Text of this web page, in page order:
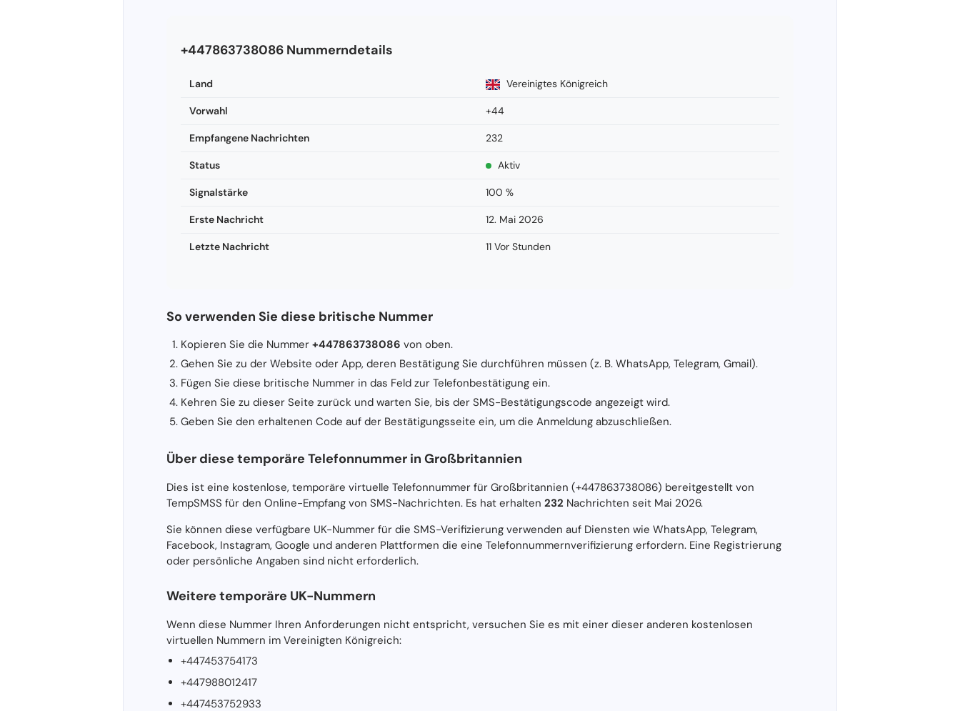
+447863738086 Nummerndetails
Land Vereinigtes Königreich
Vorwahl +44
Empfangene Nachrichten 232
Status Aktiv
Signalstärke 100 %
Erste Nachricht 12. Mai 2026
Letzte Nachricht 11 Vor Stunden
So verwenden Sie diese britische Nummer
Kopieren Sie die Nummer +447863738086 von oben.
Gehen Sie zu der Website oder App, deren Bestätigung Sie durchführen müssen (z. B. WhatsApp, Telegram, Gmail).
Fügen Sie diese britische Nummer in das Feld zur Telefonbestätigung ein.
Kehren Sie zu dieser Seite zurück und warten Sie, bis der SMS-Bestätigungscode angezeigt wird.
Geben Sie den erhaltenen Code auf der Bestätigungsseite ein, um die Anmeldung abzuschließen.
Über diese temporäre Telefonnummer in Großbritannien
Dies ist eine kostenlose, temporäre virtuelle Telefonnummer für Großbritannien (+447863738086) bereitgestellt von
TempSMSS für den Online-Empfang von SMS-Nachrichten. Es hat erhalten 232 Nachrichten seit Mai 2026.
Sie können diese verfügbare UK-Nummer für die SMS-Verifizierung verwenden auf Diensten wie WhatsApp, Telegram,
Facebook, Instagram, Google und anderen Plattformen die eine Telefonnummernverifizierung erfordern. Eine Registrierung
oder persönliche Angaben sind nicht erforderlich.
Weitere temporäre UK-Nummern
Wenn diese Nummer Ihren Anforderungen nicht entspricht, versuchen Sie es mit einer dieser anderen kostenlosen
virtuellen Nummern im Vereinigten Königreich:
+447453754173
+447988012417
+447453752933